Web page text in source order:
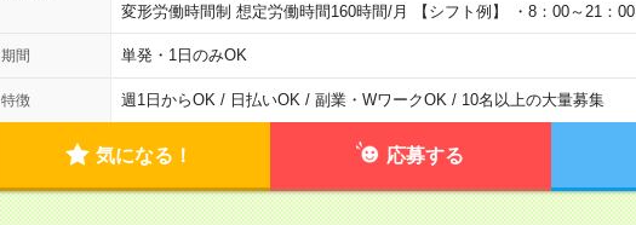
変形労働時間制 想定労働時間160時間/月 【シフト例】 ・8：00～21：00
期間 単発・1日のみOK
特徴 週1日からOK / 日払いOK / 副業・WワークOK / 10名以上の大量募集
気になる！ 応募する